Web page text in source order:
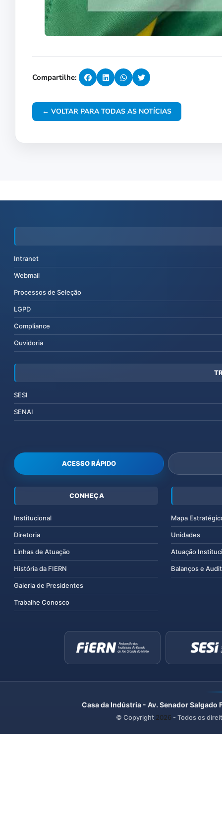
Compartilhe:
← VOLTAR PARA TODAS AS NOTÍCIAS
Intranet
Webmail
Processos de Seleção
LGPD
Compliance
Ouvidoria
SESI
SENAI
ACESSO RÁPIDO
CONHEÇA
Institucional
Diretoria
Linhas de Atuação
História da FIERN
Galeria de Presidentes
Trabalhe Conosco
Mapa
Unidades
Atuação
Balanços e
Casa da Indústria - Av. Senador
© Copyright 2026 - Todos os